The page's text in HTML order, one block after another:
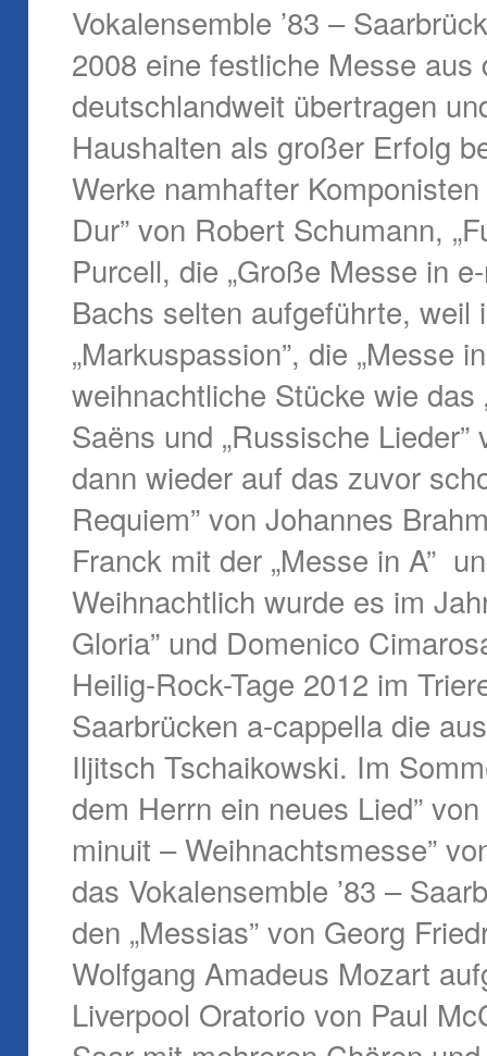
Vokalensemble ’83 –
2008 eine festliche Messe
deutschlandweit übertragen
Haushalten als großer Erfolg
Werke namhafter
Dur” von Robert Schumann,
Purcell, die „Große Messe in
Bachs selten aufgeführte,
„Markuspassion”, die „Messe
weihnachtliche Stücke wie das
Saëns und „Russische
dann wieder auf das zuvor
Requiem” von Johannes
Franck mit der „Messe in A”
Weihnachtlich wurde es im
Gloria” und Domenico
Heilig-Rock-Tage 2012 im
Saarbrücken a-cappella die
Iljitsch Tschaikowski. Im
dem Herrn ein neues Lied”
minuit – Weihnachtsmesse”
das Vokalensemble ’83 –
den „Messias” von Georg
Wolfgang Amadeus Mozart
Liverpool Oratorio von Paul